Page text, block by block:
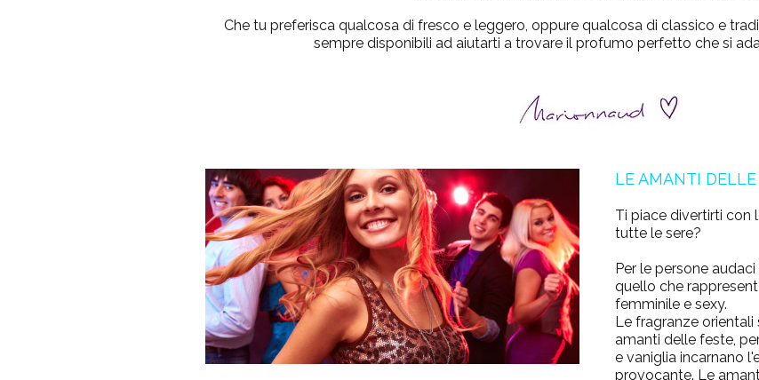
Che tu preferisca qualcosa di fresco e leggero, oppure qualcosa di classico e
sempre disponibili ad aiutarti a trovare il profumo perfetto che si
LE AMANTI
Ti piace divertirti con
tutte le sere?
Per le persone
quello che
femminile e sexy.
Le fragranze
amanti delle feste,
e vaniglia incarnano
provocante. Le